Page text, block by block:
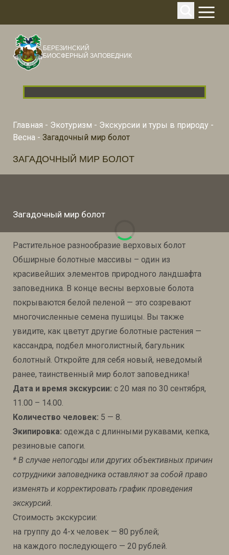
БЕРЕЗИНСКИЙ
БИОСФЕРНЫЙ ЗАПОВЕДНИК
Главная - Экотуризм - Экскурсии и туры в природу -
Весна - Загадочный мир болот
ЗАГАДОЧНЫЙ МИР БОЛОТ
Загадочный мир болот
Растительное разнообразие верховых болот
Обширные болотные массивы – один из
красивейших элементов природного ландшафта
заповедника. В конце весны верховые болота
покрываются белой пеленой — это созревают
многочисленные семена пушицы. Вы также
увидите, как цветут другие болотные растения —
кассандра, подбел многолистный, багульник
болотный. Откройте для себя новый, неведомый
ранее, таинственный мир болот заповедника!
Дата и время экскурсии: с 20 мая по 30 сентября,
11.00 – 14.00.
Количество человек: 5 — 8.
Экипировка: одежда с длинными рукавами, кепка,
резиновые сапоги.
* В случае непогоды или других объективных причин
сотрудники заповедника оставляют за собой право
изменять и корректировать график проведения
экскурсий.
Стоимость экскурсии:
на группу до 4-х человек — 80 рублей;
на каждого последующего — 20 рублей.